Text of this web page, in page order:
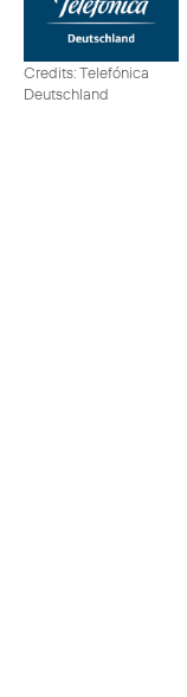
Credits: Telefónica
Deutschland